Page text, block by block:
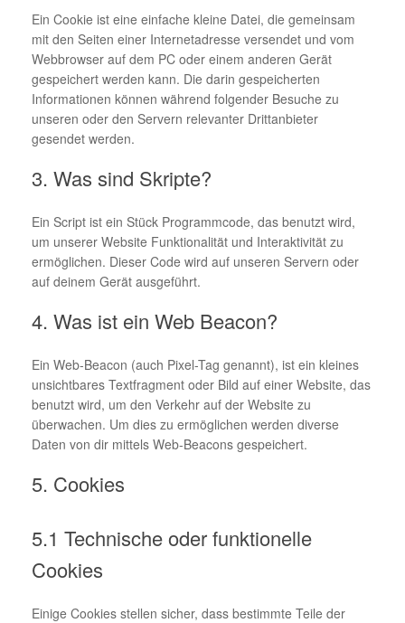
Ein Cookie ist eine einfache kleine Datei, die gemeinsam
mit den Seiten einer Internetadresse versendet und vom
Webbrowser auf dem PC oder einem anderen Gerät
gespeichert werden kann. Die darin gespeicherten
Informationen können während folgender Besuche zu
unseren oder den Servern relevanter Drittanbieter
gesendet werden.
3. Was sind Skripte?
Ein Script ist ein Stück Programmcode, das benutzt wird,
um unserer Website Funktionalität und Interaktivität zu
ermöglichen. Dieser Code wird auf unseren Servern oder
auf deinem Gerät ausgeführt.
4. Was ist ein Web Beacon?
Ein Web-Beacon (auch Pixel-Tag genannt), ist ein kleines
unsichtbares Textfragment oder Bild auf einer Website, das
benutzt wird, um den Verkehr auf der Website zu
überwachen. Um dies zu ermöglichen werden diverse
Daten von dir mittels Web-Beacons gespeichert.
5. Cookies
5.1 Technische oder funktionelle
Cookies
Einige Cookies stellen sicher, dass bestimmte Teile der